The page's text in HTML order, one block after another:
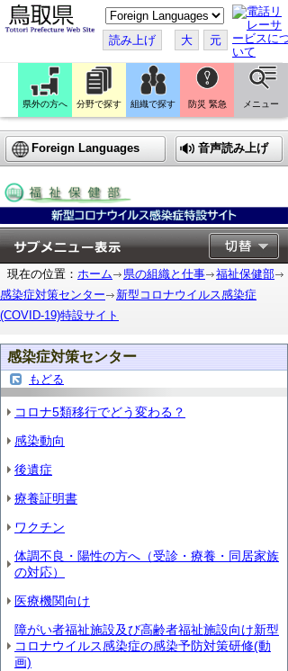
こ
の
ペ
ー
ジ
翻
訳
す
る
読み上げ 大 元
県外の方へ 分野で探す 組織で探す 防災 緊急 メニュー
Foreign Languages 音声読み上げ
現在の位置： ホーム 県の組織と仕事
福祉保健部
感染症対策センター
新型コロナウイルス感染症
(COVID-19)特設サイト
感染症対策センター
もどる
コロナ5類移行でどう変わる？
感染動向
後遺症
療養証明書
ワクチン
体調不良・陽性の方へ（受診・療養・同居家族
の対応）
医療機関向け
障がい者福祉施設及び高齢者福祉施設向け新型
コロナウイルス感染症の感染予防対策研修(動
画)